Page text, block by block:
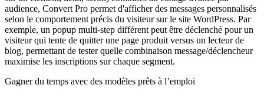
audience, Convert Pro permet d'afficher des messages personnalisés
selon le comportement précis du visiteur sur le site WordPress. Par
exemple, un popup multi-step différent peut être déclenché pour un
visiteur qui tente de quitter une page produit versus un lecteur de
blog, permettant de tester quelle combinaison message/déclencheur
maximise les inscriptions sur chaque segment.
Gagner du temps avec des modèles prêts à l’emploi